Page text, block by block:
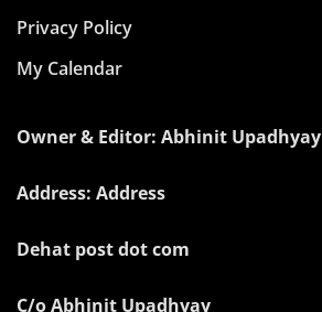
Privacy Policy
My Calendar
Owner & Editor: Abhinit Upadhyay
Address: Address
Dehat post dot com
C/o Abhinit Upadhyay